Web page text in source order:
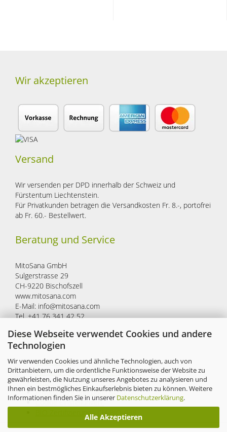
Diese Webseite verwendet Cookies und andere
Technologien
Wir verwenden Cookies und ähnliche Technologien, auch von
Drittanbietern, um die ordentliche Funktionsweise der Website zu
gewährleisten, die Nutzung unseres Angebotes zu analysieren und
Ihnen ein bestmögliches Einkaufserlebnis bieten zu können. Weitere
Informationen finden Sie in unserer Datenschutzerklärung.
Alle Akzeptieren
Wir akzeptieren
Versand
Wir versenden per DPD innerhalb der Schweiz und
Fürstentum Liechtenstein.
Für Privatkunden betragen die Versandkosten Fr. 8.-, portofrei
ab Fr. 60.- Bestellwert.
Beratung und Service
MitoSana GmbH
Sulgerstrasse 29
CH-9220 Bischofszell
www.mitosana.com
E-Mail: info@mitosana.com
Tel. +41 76 341 42 52
Mehr über...
Impressum
Versand- & Zahlungsbedingungen
AGB
Privatsphäre und Datenschutz
Cookie Einstellungen
BIO Zertifizierung - CH-BIO-038